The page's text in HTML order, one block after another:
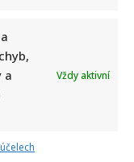
a
Vždy aktivní